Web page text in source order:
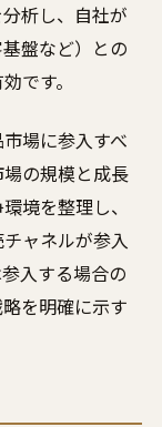
析し、自社が
盤など）との
です。
場に参入すべ
の規模と成長
境を整理し、
ャネルが参入
入する場合の
を明確に示す